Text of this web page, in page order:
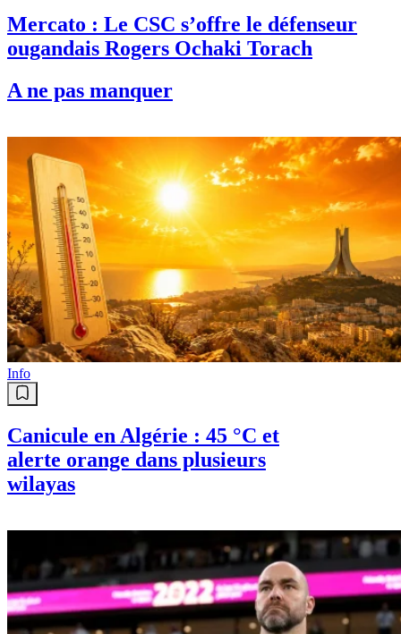
Mercato : Le CSC s’offre le défenseur
ougandais Rogers Ochaki Torach
A ne pas manquer
Info
Canicule en Algérie : 45 °C et
alerte orange dans plusieurs
wilayas